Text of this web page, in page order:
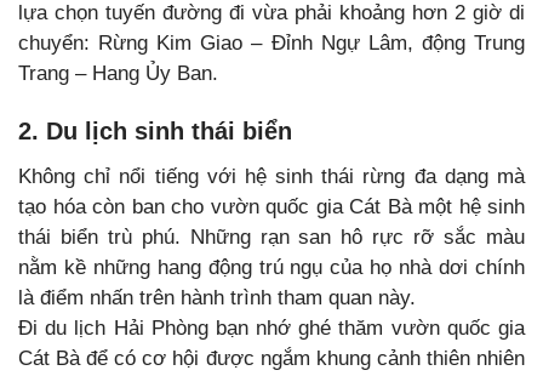
lựa chọn tuyến đường đi vừa phải khoảng hơn 2 giờ di
chuyển: Rừng Kim Giao – Đỉnh Ngự Lâm, động Trung
Trang – Hang Ủy Ban.
2. Du lịch sinh thái biển
Không chỉ nổi tiếng với hệ sinh thái rừng đa dạng mà
tạo hóa còn ban cho vườn quốc gia Cát Bà một hệ sinh
thái biển trù phú. Những rạn san hô rực rỡ sắc màu
nằm kề những hang động trú ngụ của họ nhà dơi chính
là điểm nhấn trên hành trình tham quan này.
Đi du lịch Hải Phòng bạn nhớ ghé thăm vườn quốc gia
Cát Bà để có cơ hội được ngắm khung cảnh thiên nhiên